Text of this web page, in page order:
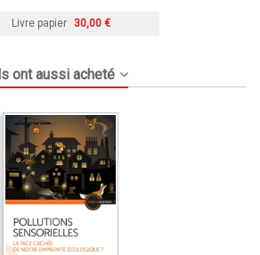
Livre papier 30,00 €
Ils ont aussi acheté